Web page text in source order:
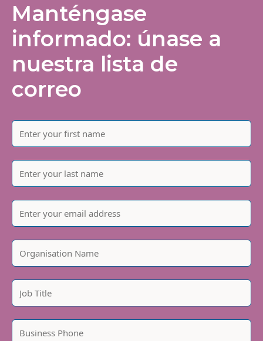
Manténgase
informado: únase a
nuestra lista de
correo